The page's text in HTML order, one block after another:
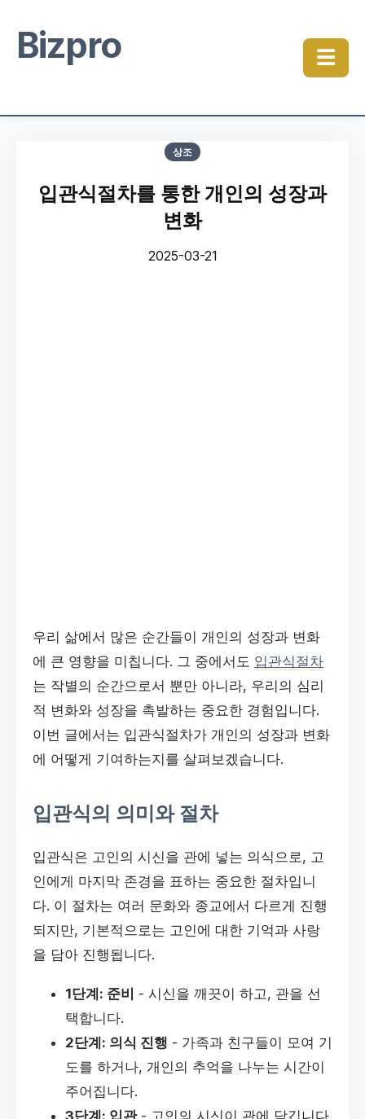
Bizpro ☰
상조
입관식절차를 통한 개인의 성장과
변화
2025-03-21
우리 삶에서 많은 순간들이 개인의 성장과 변화
에 큰 영향을 미칩니다. 그 중에서도 입관식절차
는 작별의 순간으로서 뿐만 아니라, 우리의 심리
적 변화와 성장을 촉발하는 중요한 경험입니다.
이번 글에서는 입관식절차가 개인의 성장과 변화
에 어떻게 기여하는지를 살펴보겠습니다.
입관식의 의미와 절차
입관식은 고인의 시신을 관에 넣는 의식으로, 고
인에게 마지막 존경을 표하는 중요한 절차입니
다. 이 절차는 여러 문화와 종교에서 다르게 진행
되지만, 기본적으로는 고인에 대한 기억과 사랑
을 담아 진행됩니다.
1단계: 준비 - 시신을 깨끗이 하고, 관을 선
택합니다.
2단계: 의식 진행 - 가족과 친구들이 모여 기
도를 하거나, 개인의 추억을 나누는 시간이
주어집니다.
3단계: 입관- 고인의 시신이 관에 담깁니다.